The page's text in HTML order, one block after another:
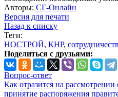
Авторы: СГ-Онлайн
Версия для печати
Назад к списку
Теги:
НОСТРОЙ, КНР,
Поделиться с друзьями:
Вопрос-ответ
Как отразится на
принятие распоряжения